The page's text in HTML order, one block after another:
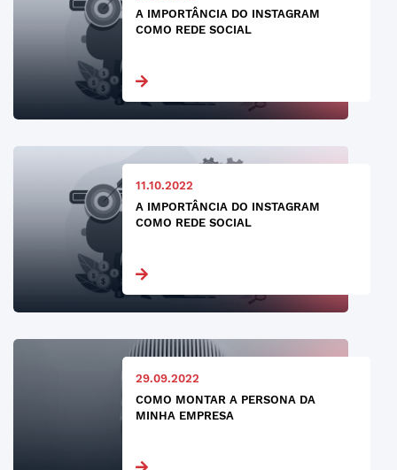
A IMPORTÂNCIA DO INSTAGRAM
COMO REDE SOCIAL
11.10.2022
A IMPORTÂNCIA DO INSTAGRAM
COMO REDE SOCIAL
29.09.2022
COMO MONTAR A PERSONA DA
MINHA EMPRESA